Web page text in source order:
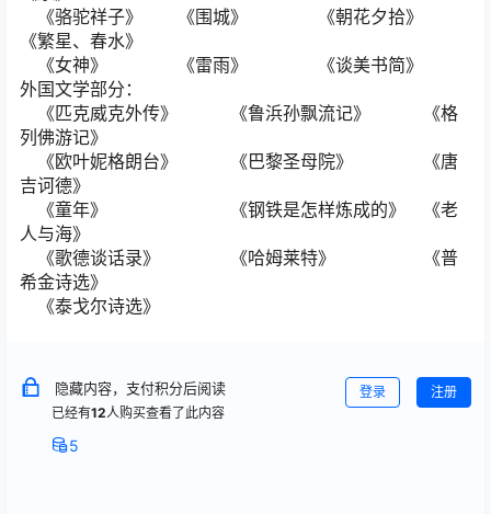
《骆驼祥子》 《围城》 《朝花夕拾》
《繁星、春水》
《女神》 《雷雨》 《谈美书简》
外国文学部分：
《匹克威克外传》 《鲁浜孙飘流记》 《格
列佛游记》
《欧叶妮格朗台》 《巴黎圣母院》 《唐
吉诃德》
《童年》 《钢铁是怎样炼成的》 《老
人与海》
《歌德谈话录》 《哈姆莱特》 《普
希金诗选》
《泰戈尔诗选》
隐藏内容，支付积分后阅读
已经有12人购买查看了此内容
5
登录 注册